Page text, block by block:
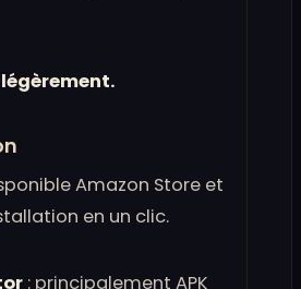
Amazon Store et
en un clic.
: principalement APK